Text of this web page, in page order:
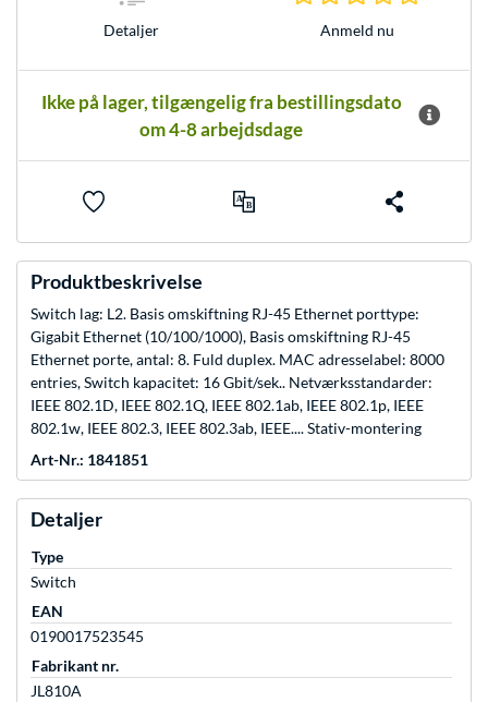
Detaljer Anmeld nu
Ikke på lager, tilgængelig fra bestillingsdato
om 4-8 arbejdsdage
Produktbeskrivelse
Switch lag: L2. Basis omskiftning RJ-45 Ethernet porttype:
Gigabit Ethernet (10/100/1000), Basis omskiftning RJ-45
Ethernet porte, antal: 8. Fuld duplex. MAC adresselabel: 8000
entries, Switch kapacitet: 16 Gbit/sek.. Netværksstandarder:
IEEE 802.1D, IEEE 802.1Q, IEEE 802.1ab, IEEE 802.1p, IEEE
802.1w, IEEE 802.3, IEEE 802.3ab, IEEE.... Stativ-montering
Art-Nr.: 1841851
Detaljer
Type
Switch
EAN
0190017523545
Fabrikant nr.
JL810A